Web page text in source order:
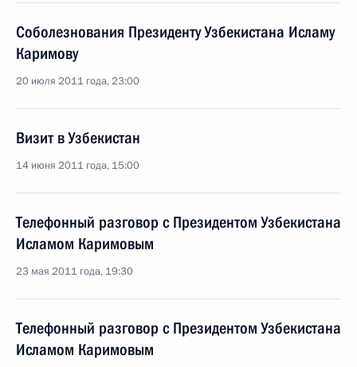
Соболезнования Президенту Узбекистана Исламу
Каримову
20 июля 2011 года, 23:00
Визит в Узбекистан
14 июня 2011 года, 15:00
Телефонный разговор с Президентом Узбекистана
Исламом Каримовым
23 мая 2011 года, 19:30
Телефонный разговор с Президентом Узбекистана
Исламом Каримовым